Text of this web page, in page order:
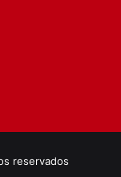
reservados